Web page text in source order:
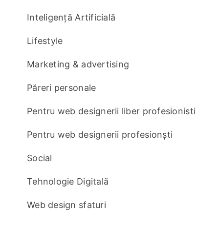
Inteligență Artificială
Lifestyle
Marketing & advertising
Păreri personale
Pentru web designerii liber profesionisti
Pentru web designerii profesionști
Social
Tehnologie Digitală
Web design sfaturi